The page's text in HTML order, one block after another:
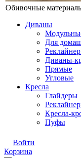
Обивочные
Диваны
Для
Диваны-
Прямые
Угловые
Кресла
Глайдеры
Кресла-
Пуфы
Войти
Корзина